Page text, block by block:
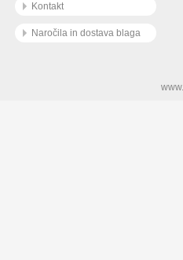
Kontakt
Naročila in dostava blaga